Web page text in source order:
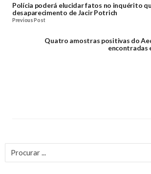
Polícia poderá elucidar fatos no inquérito
desaparecimento de Jacir Potrich
Previous Post
Quatro amostras positivas do
encontradas